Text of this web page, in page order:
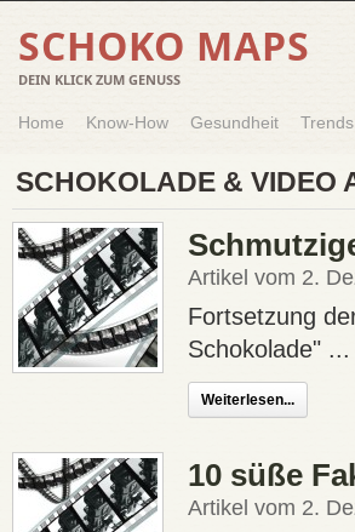
SCHOKO MAPS
DEIN KLICK ZUM GENUSS
Home Know-How Gesundheit Trends
SCHOKOLADE & VIDEO
Artikel vom 2.
Fortsetzung
Schokolade" ...
Weiterlesen...
10 süße
Artikel vom 2.